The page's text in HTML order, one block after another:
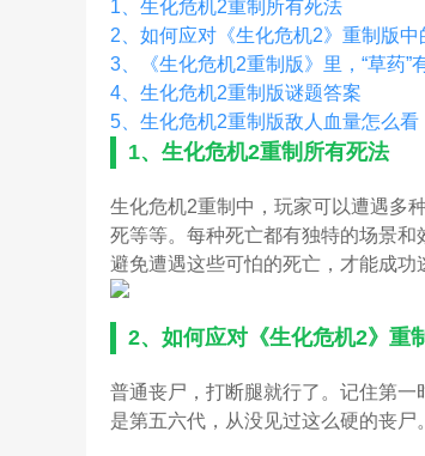
1、 生化危机2重制所有死法
2、 如何应对《生化危机2》重制版中
3、
《生化危机2重制版》里，“草药”
4、 生化危机2重制版谜题答案
5、 生化危机2重制版敌人血量怎么看
1、 生化危机2重制所有死法
生化危机2重制中，玩家可以遭遇多
死等等。每种死亡都有独特的场景和
避免遭遇这些可怕的死亡，才能成功
2、 如何应对《生化危机2》重
普通丧尸，打断腿就行了。记住第
是第五六代，从没见过这么硬的丧尸